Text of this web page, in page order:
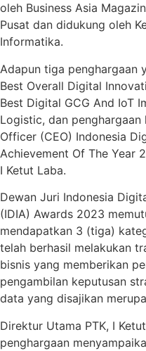
oleh Business Asia
Pusat dan didukung oleh
Informatika.
Adapun tiga penghargaan
Best Overall Digital
Best Digital GCG And IoT
Logistic, dan
Officer (CEO) Indonesia
Achievement Of The Year
I Ketut Laba.
Dewan Juri Indonesia
(IDIA) Awards 2023
mendapatkan 3 (tiga)
telah berhasil melakukan
bisnis yang memberikan
pengambilan keputusan
data yang disajikan
Direktur Utama PTK, I
penghargaan